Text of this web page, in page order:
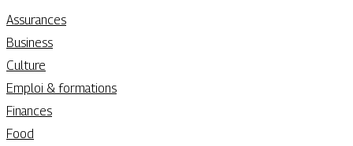
Assurances
Business
Culture
Emploi & formations
Finances
Food